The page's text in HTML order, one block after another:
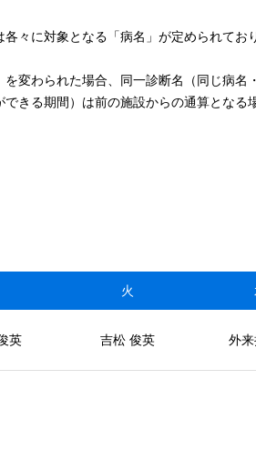
々に対象となる「病名」が定められて
変わられた場合、同一診断名（同じ病
きる期間）は前の施設からの通算となる
火
英 吉松 俊英 外